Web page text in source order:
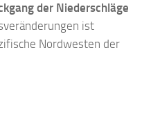
der Niederschläge
ist
Nordwesten der